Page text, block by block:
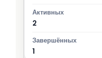
2
1